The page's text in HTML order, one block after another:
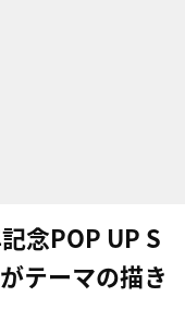
念POP UP S
テーマの描き